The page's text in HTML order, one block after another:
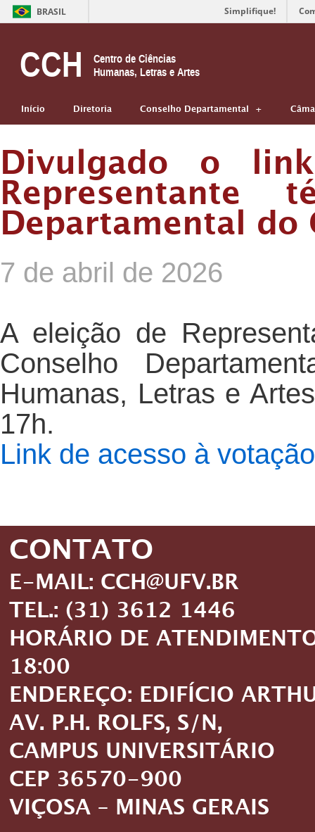
BRASIL Simplifique!
CCH
Centro de Ciências
Humanas, Letras e Artes
Início Diretoria Conselho Departamental
Divulgado o
Representante
Departamental do
7 de abril de 2026
A eleição de
Conselho
Humanas, Letras e
17h.
Link de acesso à votação
CONTATO
E-MAIL: CCH@UFV.BR
TEL.: (31) 3612 1446
HORÁRIO DE
18:00
ENDEREÇO: EDIFÍCIO
AV. P.H. ROLFS, S/N,
CAMPUS UNIVERSITÁRIO
CEP 36570-900
VIÇOSA – MINAS GERAIS